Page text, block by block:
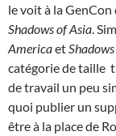
le voit à la
Shadows of Asia.
Americaet
catégorie de taille
de travail un peu
quoi publier un
être à la place de